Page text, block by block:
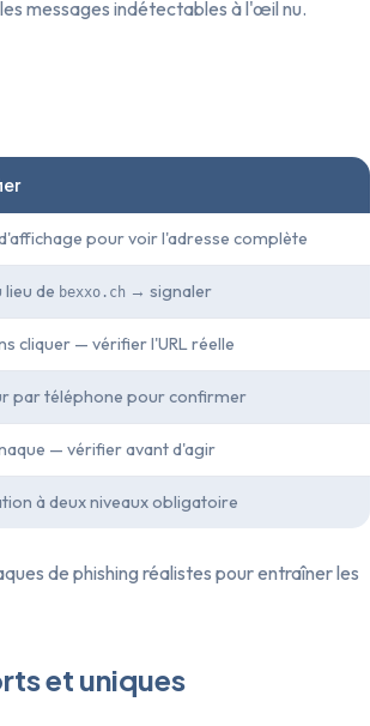
messages indétectables à l'œil nu.
pour voir l'adresse complète
lieu de bexxo.ch → signaler
cliquer — vérifier l'URL réelle
par téléphone pour confirmer
— vérifier avant d'agir
à deux niveaux obligatoire
de phishing réalistes pour entraîner les
et uniques